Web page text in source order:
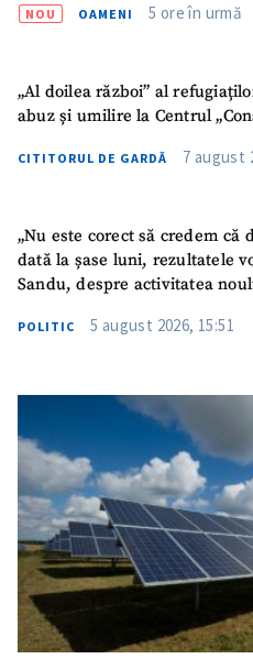
NOU OAMENI 5 ore în urmă
„Al doilea război” al
abuz și umilire la Centrul
CITITORUL DE GARDĂ 7 august
„Nu este corect să credem
dată la șase luni, rezultatele
Sandu, despre activitatea
POLITIC 5 august 2026, 15:51